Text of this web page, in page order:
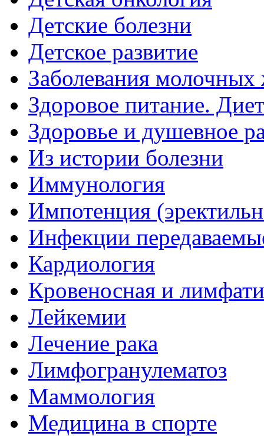
Детские болезни
Детское развитие
Заболевания молочных
Здоровое питание.
Здоровье и душевное
Из истории болезни
Иммунология
Импотенция
Инфекции
Кардиология
Кровеносная и
Лейкемии
Лечение рака
Лимфогранулематоз
Маммология
Медицина в спорте